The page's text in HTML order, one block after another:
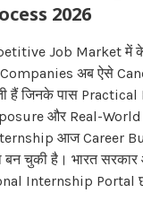
2026
Job Market में
Companies अब ऐसे
हैं जिनके पास
और Real-World
आज Career
बन चुकी है। भारत सरकार
Internship Portal